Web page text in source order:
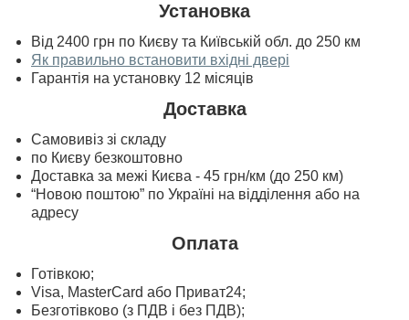
Установка
Від 2400 грн по Києву та Київській обл. до 250 км
Як правильно встановити вхідні двері
Гарантія на установку 12 місяців
Доставка
Самовивіз зі складу
по Києву безкоштовно
Доставка за межі Києва - 45 грн/км (до 250 км)
“Новою поштою” по Україні на відділення або на
адресу
Оплата
Готівкою;
Visa, MasterСard або Приват24;
Безготівково (з ПДВ і без ПДВ);